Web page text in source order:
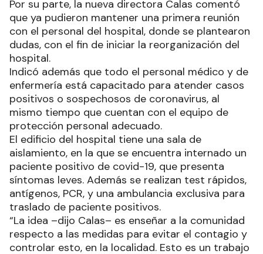
Por su parte, la nueva directora Calas comentó
que ya pudieron mantener una primera reunión
con el personal del hospital, donde se plantearon
dudas, con el fin de iniciar la reorganización del
hospital.
Indicó además que todo el personal médico y de
enfermería está capacitado para atender casos
positivos o sospechosos de coronavirus, al
mismo tiempo que cuentan con el equipo de
protección personal adecuado.
El edificio del hospital tiene una sala de
aislamiento, en la que se encuentra internado un
paciente positivo de covid-19, que presenta
síntomas leves. Además se realizan test rápidos,
antígenos, PCR, y una ambulancia exclusiva para
traslado de paciente positivos.
“La idea –dijo Calas– es enseñar a la comunidad
respecto a las medidas para evitar el contagio y
controlar esto, en la localidad. Esto es un trabajo